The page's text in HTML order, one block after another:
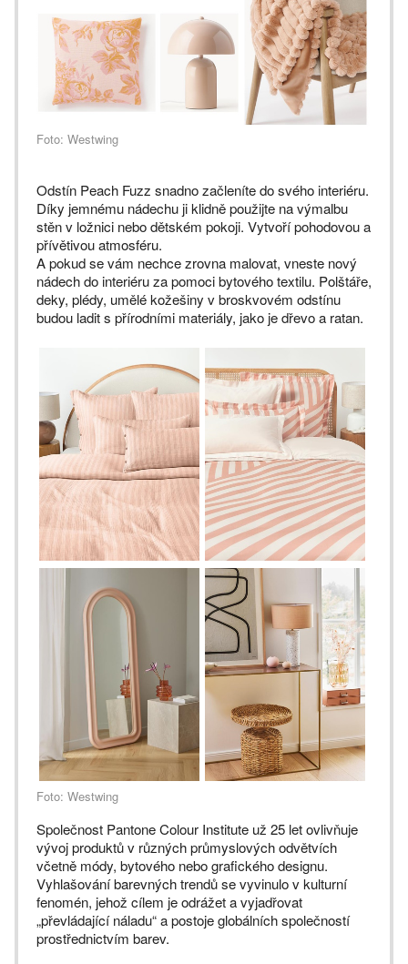
Foto: Westwing
Odstín Peach Fuzz snadno začleníte do svého interiéru.
Díky jemnému nádechu ji klidně použijte na výmalbu
stěn v ložnici nebo dětském pokoji. Vytvořípohodovou a
přívětivou atmosféru.
A pokud se vám nechce zrovna malovat, vneste nový
nádech do interiéru za pomoci bytového textilu. Polštáře,
deky, plédy, umělé kožešiny v broskvovém odstínu
budou ladit s přírodními materiály, jako je dřevo a ratan.
Foto: Westwing
Společnost Pantone Colour Institute už 25 let ovlivňuje
vývoj produktů v různých průmyslových odvětvích
včetně módy, bytového nebo grafického designu.
Vyhlašování barevných trendů se vyvinulo v kulturní
fenomén, jehož cílem je odrážet a vyjadřovat
„převládající náladu“ a postoje globálních společností
prostřednictvím barev.